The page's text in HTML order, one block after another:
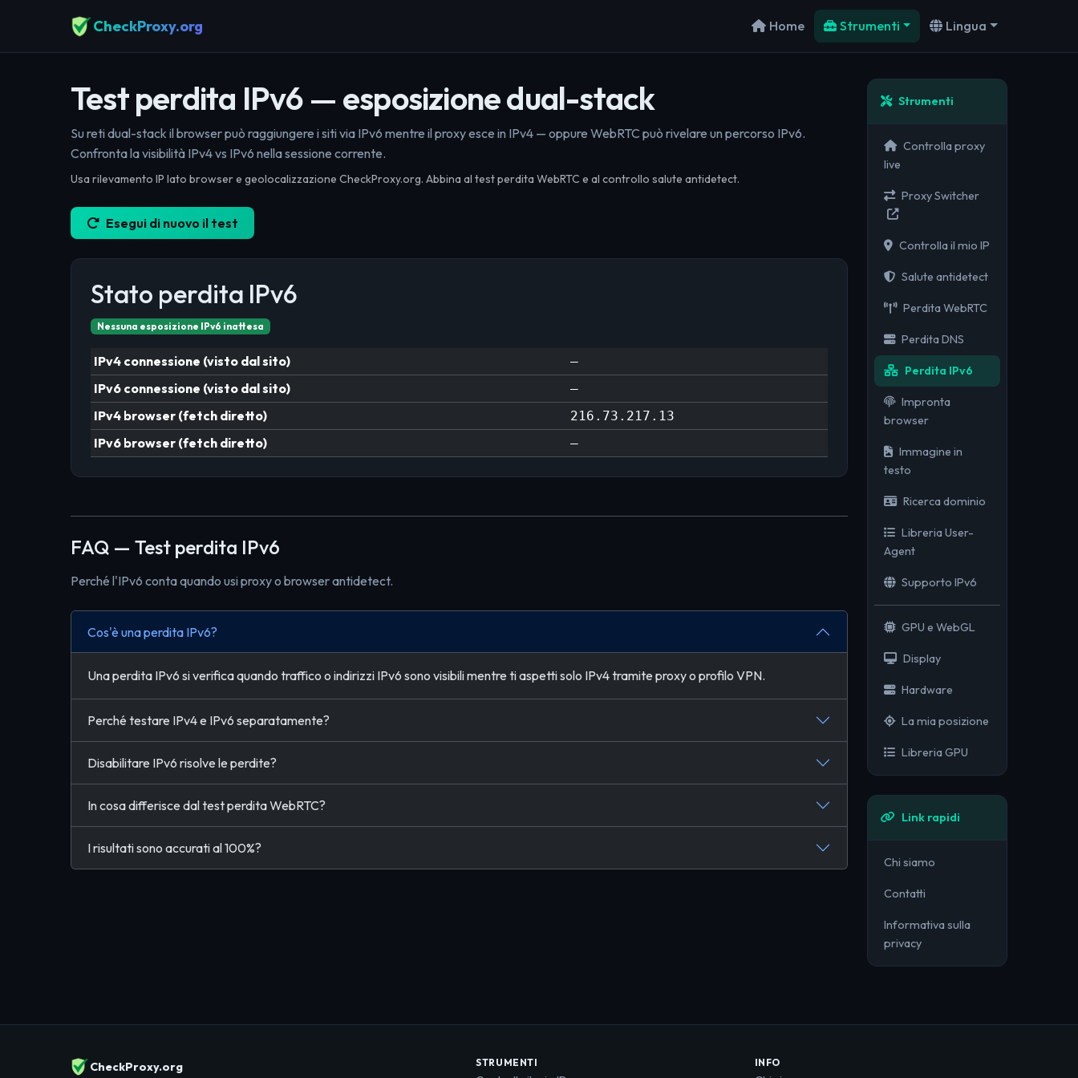
CheckProxy.org Home Strumenti Lingua
Test perdita IPv6 — esposizione dual-stack
Su reti dual-stack il browser può raggiungere i siti via IPv6 mentre il proxy esce in IPv4 — oppure WebRTC può rivelare un percorso IPv6.
Confronta la visibilità IPv4 vs IPv6 nella sessione corrente.
Usa rilevamento IP lato browser e geolocalizzazione CheckProxy.org. Abbina al test perdita WebRTC e al controllo salute antidetect.
Esegui di nuovo il test
Stato perdita IPv6
Nessuna esposizione IPv6 inattesa
IPv4 connessione (visto dal sito) —
IPv6 connessione (visto dal sito) —
IPv4 browser (fetch diretto) 216.73.217.13
IPv6 browser (fetch diretto) —
FAQ — Test perdita IPv6
Perché l'IPv6 conta quando usi proxy o browser antidetect.
Cos'è una perdita IPv6?
Una perdita IPv6 si verifica quando traffico o indirizzi IPv6 sono visibili mentre ti aspetti solo IPv4 tramite proxy o profilo VPN.
Perché testare IPv4 e IPv6 separatamente?
Disabilitare IPv6 risolve le perdite?
In cosa differisce dal test perdita WebRTC?
I risultati sono accurati al 100%?
Strumenti
Controlla proxy
live
Proxy Switcher
Controlla il mio IP
Salute antidetect
Perdita WebRTC
Perdita DNS
Perdita IPv6
Impronta
browser
Immagine in
testo
Ricerca dominio
Libreria User-
Agent
Supporto IPv6
GPU e WebGL
Display
Hardware
La mia posizione
Libreria GPU
Link rapidi
Chi siamo
Contatti
Informativa sulla
privacy
CheckProxy.org STRUMENTI INFO